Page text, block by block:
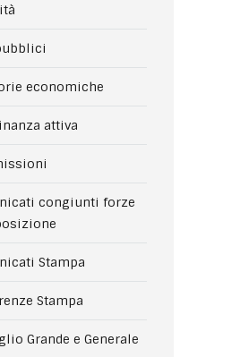
economiche
attiva
congiunti forze
Stampa
Stampa
Grande e Generale